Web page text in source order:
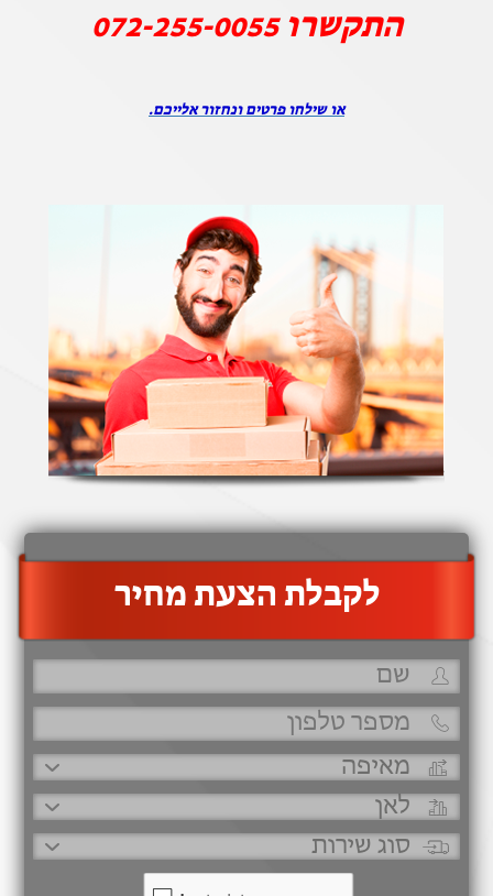
התקשרו072-255-0055
או שילחו פרטים ונחזור אלייכם.
‫לקבלת הצעת מחיר